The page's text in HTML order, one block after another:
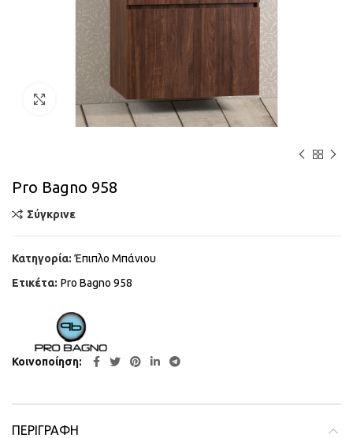
Κάντε κλικ για μεγέθυνση
Pro Bagno 958
Σύγκρινε
Κατηγορία: Έπιπλο Μπάνιου
Ετικέτα: Pro Bagno 958
Κοινοποίηση
ΠΕΡΙΓΡΑΦΉ